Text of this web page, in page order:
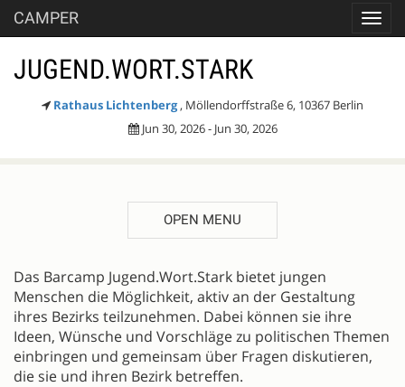
CAMPER
JUGEND.WORT.STARK
Rathaus Lichtenberg , Möllendorffstraße 6, 10367 Berlin
Jun 30, 2026 - Jun 30, 2026
OPEN MENU
DESCRIPTION
Das Barcamp Jugend.Wort.Stark bietet jungen
Menschen die Möglichkeit, aktiv an der Gestaltung
ihres Bezirks teilzunehmen. Dabei können sie ihre
Ideen, Wünsche und Vorschläge zu politischen Themen
einbringen und gemeinsam über Fragen diskutieren,
die sie und ihren Bezirk betreffen.